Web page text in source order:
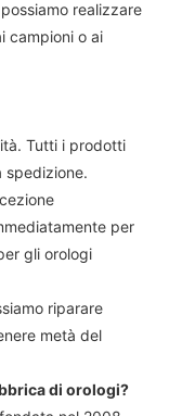
realizzare
campioni o ai
Tutti i prodotti
spedizione.
per
gli orologi
riparare
metà del
di orologi?